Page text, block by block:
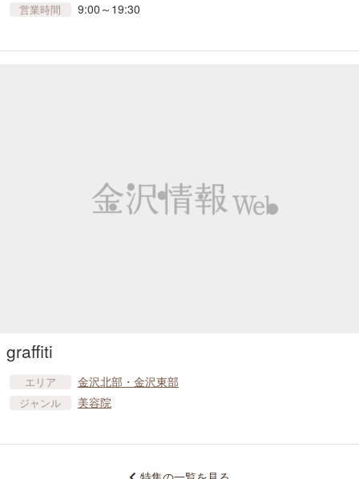
営業時間 9:00～19:30
graffiti
エリア 金沢北部・金沢東部
ジャンル 美容院